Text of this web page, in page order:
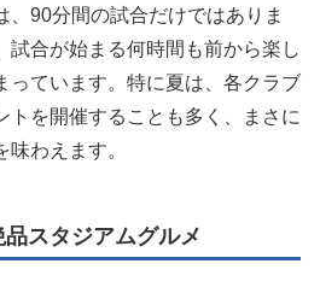
、90分間の試合だけではありま
試合が始まる何時間も前から楽し
っています。特に夏は、各クラブ
トを開催することも多く、まさに
わえます。
スタジアムグルメ